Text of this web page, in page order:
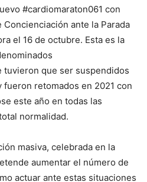
#cardiomaraton061 con
ante la Parada
el 16 de octubre. Esta es la
tuvieron que ser suspendidos
fueron retomados en 2021 con
este año en todas las
normalidad.
masiva, celebrada en la
aumentar el número de
actuar ante estas situaciones